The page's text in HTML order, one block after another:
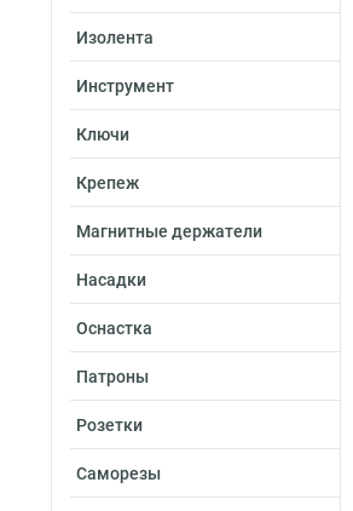
Изолента
Инструмент
Ключи
Крепеж
Магнитные держатели
Насадки
Оснастка
Патроны
Розетки
Саморезы